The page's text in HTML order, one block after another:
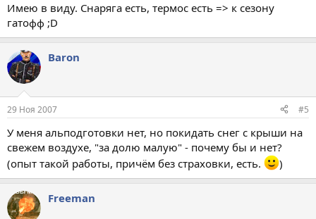
Имею в виду. Снаряга есть, термос есть => к сезону
гатофф ;D
Baron
29 Ноя 2007 #5
У меня альподготовки нет, но покидать снег с крыши на
свежем воздухе, "за долю малую" - почему бы и нет?
(опыт такой работы, причём без страховки, есть.
)
Freeman